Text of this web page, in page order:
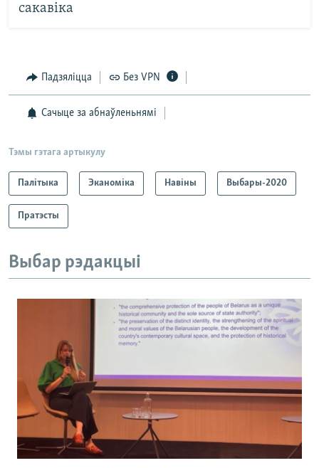
сакавіка
Падзяліцца Без VPN
Сачыце за абнаўленьнямі
Тэмы гэтага артыкулу
Палітыка Эканоміка Навіны Выбары-2020
Пратэсты
Выбар рэдакцыі